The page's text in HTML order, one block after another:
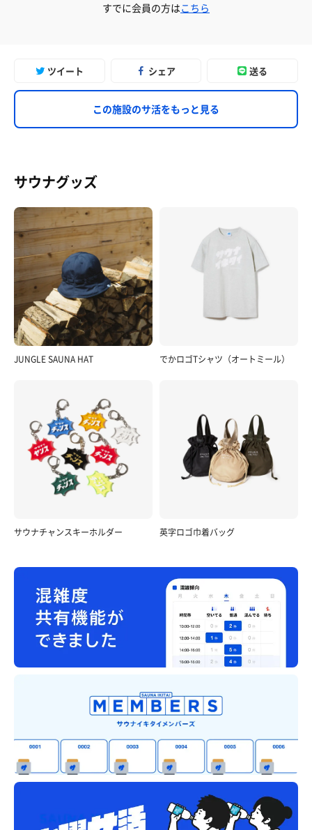
すでに会員の方はこちら
ツイート シェア 送る
この施設のサ活をもっと見る
サウナグッズ
JUNGLE SAUNA HAT でかロゴTシャツ（オートミール）
サウナチャンスキーホルダー 英字ロゴ巾着バッグ